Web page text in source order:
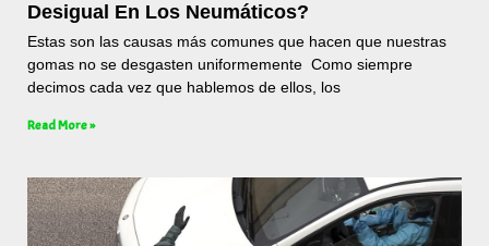
Desigual En Los Neumáticos?
Estas son las causas más comunes que hacen que nuestras
gomas no se desgasten uniformemente Como siempre
decimos cada vez que hablemos de ellos, los
Read More »